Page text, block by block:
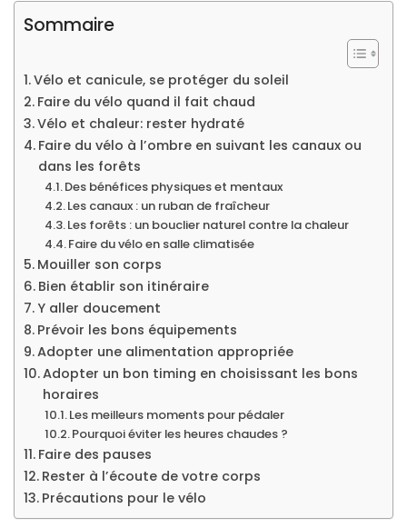
Sommaire
Vélo et canicule, se protéger du soleil
Faire du vélo quand il fait chaud
Vélo et chaleur: rester hydraté
Faire du vélo à l’ombre en suivant les canaux ou
dans les forêts
Des bénéfices physiques et mentaux
Les canaux : un ruban de fraîcheur
Les forêts : un bouclier naturel contre la chaleur
Faire du vélo en salle climatisée
Mouiller son corps
Bien établir son itinéraire
Y aller doucement
Prévoir les bons équipements
Adopter une alimentation appropriée
Adopter un bon timing en choisissant les bons
horaires
Les meilleurs moments pour pédaler
Pourquoi éviter les heures chaudes ?
Faire des pauses
Rester à l’écoute de votre corps
Précautions pour le vélo